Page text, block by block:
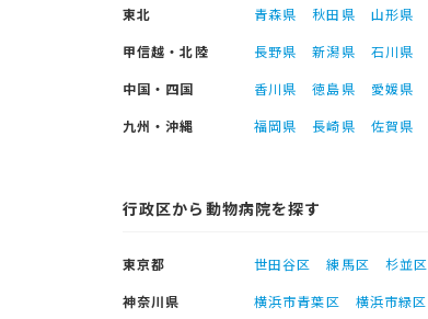
東北
青森県 秋田県 山形県
甲信越・北陸
長野県 新潟県 石川県
中国・四国
香川県 徳島県 愛媛県
九州・沖縄
福岡県 長崎県 佐賀県
行政区から動物病院を探す
東京都 世田谷区 練馬区 杉並区
神奈川県
横浜市青葉区 横浜市緑区